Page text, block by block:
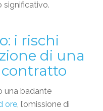
significativo.
i rischi
di una
una badante
ore, l’omissione di